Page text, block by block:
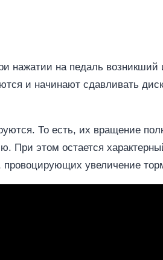
нажатии на педаль возникший
и начинают сдавливать
То есть, их вращение
При этом остается
увеличение